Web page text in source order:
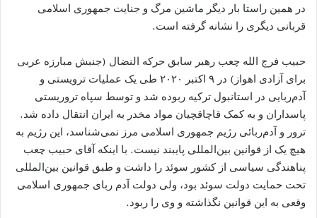
در همین راستا بار دیگر ماشین مرگ و جنایت جمهوری اسلامی
قربانی دیگری را نشانه گرفته است.
حبیب فرج الله چعب رهبر سابق حرکه النضال (جنبش مبارزه عربی
برای آزادی اهواز) در ۹ اکتبر ۲۰۲۰ طی یک عملیات ترویستی و
آدم‌ربایی در استانبول ترکیه ربوده شد و توسط سپاه تروریستی
پاسداران و به کمک قاچاقچیان مواد مخدر به ایران انتقال داده شد.
ترور و آدم‌ربائی رژیم جمهوری اسلامی مرز نمی‌شناسد، این رژیم به
هیچ یک از قوانین بین‌المللی پایبند نیست. با اینکه آقای حبیب چعب
پناهندگی سیاسی از کشور سوئد را داشت و طبق قوانین بین‌المللی
تحت حمایت دولت سوئد بود، ولی دولت آدم ربای جمهوری اسلامی
وقعی به این قوانین نگذاشته و وی را ربود.